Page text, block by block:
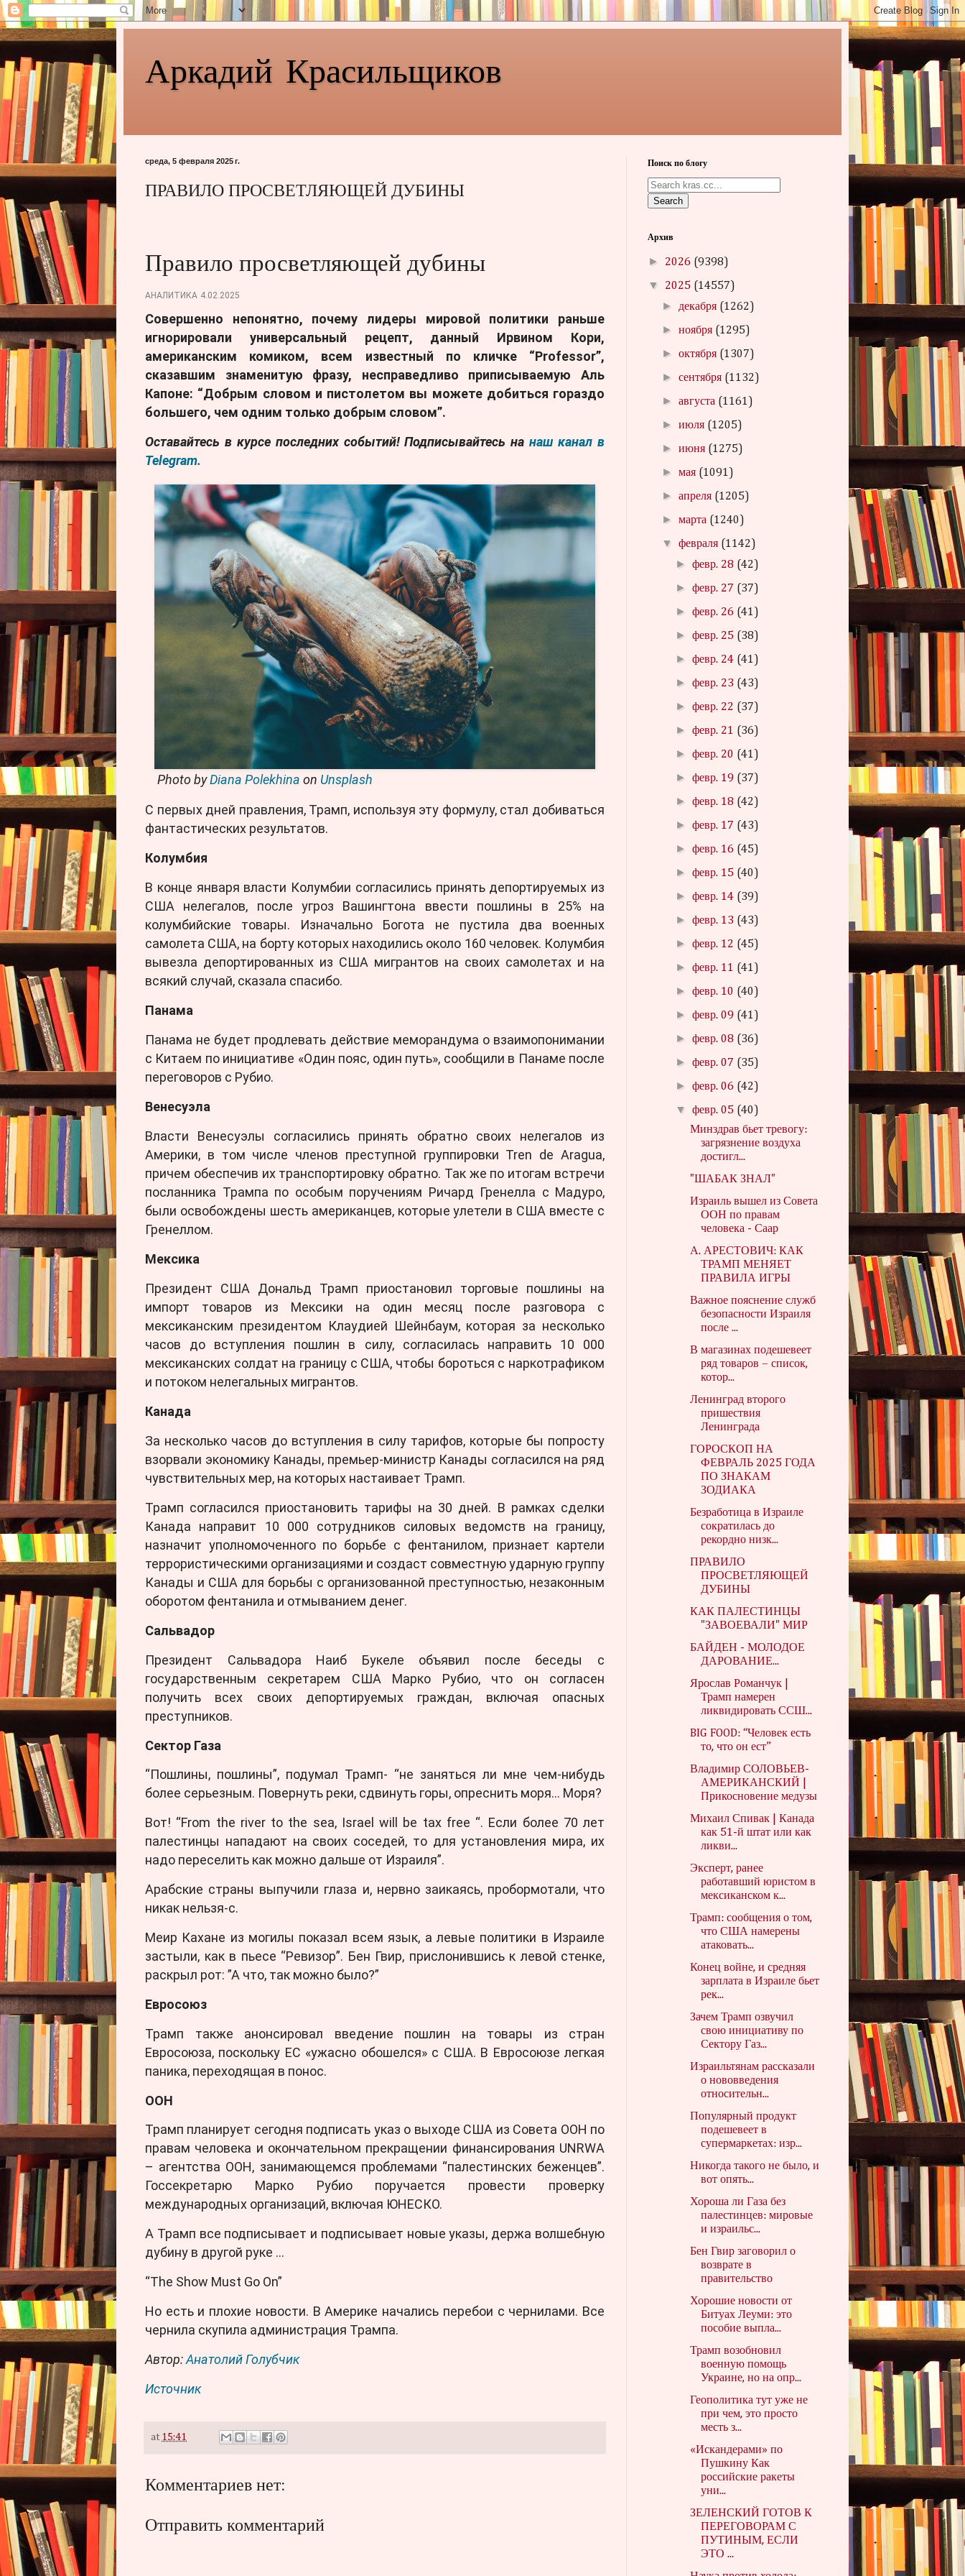
Аркадий Красильщиков
среда, 5 февраля 2025 г.
ПРАВИЛО ПРОСВЕТЛЯЮЩЕЙ ДУБИНЫ
Правило просветляющей дубины
АНАЛИТИКА 4.02.2025
Совершенно непонятно, почему лидеры мировой политики раньше
игнорировали универсальный рецепт, данный Ирвином Кори,
американским комиком, всем известный по кличке “Professor”,
сказавшим знаменитую фразу, несправедливо приписываемую Аль
Капоне: “Добрым словом и пистолетом вы можете добиться гораздо
большего, чем одним только добрым словом”.
Оставайтесь в курсе последних событий! Подписывайтесь нанаш канал в
Telegram.
Photo byDiana Polekhina on Unsplash
С первых дней правления, Трамп, используя эту формулу, стал добиваться
фантастических результатов.
Колумбия
В конце января власти Колумбии согласились принять депортируемых из
США нелегалов, после угроз Вашингтона ввести пошлины в 25% на
колумбийские товары. Изначально Богота не пустила два военных
самолета США, на борту которых находились около 160 человек. Колумбия
вывезла депортированных из США мигрантов на своих самолетах и на
всякий случай, сказала спасибо.
Панама
Панама не будет продлевать действие меморандума о взаимопонимании
с Китаем по инициативе «Один пояс, один путь», сообщили в Панаме после
переговоров с Рубио.
Венесуэла
Власти Венесуэлы согласились принять обратно своих нелегалов из
Америки, в том числе членов преступной группировки Tren de Aragua,
причем обеспечив их транспортировку обратно. Так же по итогам встречи
посланника Трампа по особым поручениям Ричард Гренелла с Мадуро,
были освобождены шесть американцев, которые улетели в США вместе с
Гренеллом.
Мексика
Президент США Дональд Трамп приостановил торговые пошлины на
импорт товаров из Мексики на один месяц после разговора с
мексиканским президентом Клаудией Шейнбаум, которая за несколько
часов до вступления пошлин в силу, согласилась направить 10 000
мексиканских солдат на границу с США, чтобы бороться с наркотрафиком
и потоком нелегальных мигрантов.
Канада
За несколько часов до вступления в силу тарифов, которые бы попросту
взорвали экономику Канады, премьер-министр Канады согласился на ряд
чувствительных мер, на которых настаивает Трамп.
Трамп согласился приостановить тарифы на 30 дней. В рамках сделки
Канада направит 10 000 сотрудников силовых ведомств на границу,
назначит уполномоченного по борьбе с фентанилом, признает картели
террористическими организациями и создаст совместную ударную группу
Канады и США для борьбы с организованной преступностью, незаконным
оборотом фентанила и отмыванием денег.
Сальвадор
Президент Сальвадора Наиб Букеле объявил после беседы с
государственным секретарем США Марко Рубио, что он согласен
получить всех своих депортируемых граждан, включая опасных
преступников.
Сектор Газа
“Пошлины, пошлины”, подумал Трамп- “не заняться ли мне чем-нибудь
более серьезным. Повернуть реки, сдвинуть горы, опреснить моря… Моря?
Вот! “From the river to the sea, Israel will be tax free “. Если более 70 лет
палестинцы нападают на своих соседей, то для установления мира, их
надо переселить как можно дальше от Израиля”.
Арабские страны выпучили глаза и, нервно заикаясь, пробормотали, что
никак нельзя-с.
Меир Кахане из могилы показал всем язык, а левые политики в Израиле
застыли, как в пьесе “Ревизор”. Бен Гвир, прислонившись к левой стенке,
раскрыл рот: ”А что, так можно было?”
Евросоюз
Трамп также анонсировал введение пошлин на товары из стран
Евросоюза, поскольку ЕС «ужасно обошелся» с США. В Евросоюзе легкая
паника, переходящая в понос.
ООН
Трамп планирует сегодня подписать указ о выходе США из Совета ООН по
правам человека и окончательном прекращении финансирования UNRWA
– агентства ООН, занимающемся проблемами “палестинских беженцев”.
Госсекретарю Марко Рубио поручается провести проверку
международных организаций, включая ЮНЕСКО.
А Трамп все подписывает и подписывает новые указы, держа волшебную
дубину в другой руке …
“The Show Must Go On”
Но есть и плохие новости. В Америке начались перебои с чернилами. Все
чернила скупила администрация Трампа.
Автор:Анатолий Голубчик
Источник
at 15:41
Комментариев нет:
Отправить комментарий
Поиск по блогу
Search
Архив
► 2026 (9398)
▼ 2025 (14557)
► декабря (1262)
►ноября (1295)
►октября (1307)
►сентября (1132)
►августа (1161)
►июля (1205)
►июня (1275)
►мая (1091)
►апреля (1205)
►марта (1240)
▼февраля (1142)
►февр. 28 (42)
►февр. 27 (37)
►февр. 26 (41)
►февр. 25 (38)
►февр. 24 (41)
►февр. 23 (43)
►февр. 22 (37)
►февр. 21 (36)
►февр. 20 (41)
►февр. 19 (37)
►февр. 18 (42)
►февр. 17 (43)
►февр. 16 (45)
►февр. 15 (40)
►февр. 14 (39)
►февр. 13 (43)
►февр. 12 (45)
►февр. 11 (41)
►февр. 10 (40)
►февр. 09 (41)
►февр. 08 (36)
►февр. 07 (35)
►февр. 06 (42)
▼февр. 05 (40)
Минздрав бьет тревогу:
загрязнение воздуха
достигл...
"ШАБАК ЗНАЛ"
Израиль вышел из Совета
ООН по правам
человека - Саар
А. АРЕСТОВИЧ: КАК
ТРАМП МЕНЯЕТ
ПРАВИЛА ИГРЫ
Важное пояснение служб
безопасности Израиля
после ...
В магазинах подешевеет
ряд товаров – список,
котор...
Ленинград второго
пришествия
Ленинграда
ГОРОСКОП НА
ФЕВРАЛЬ 2025 ГОДА
ПО ЗНАКАМ
ЗОДИАКА
Безработица в Израиле
сократилась до
рекордно низк...
ПРАВИЛО
ПРОСВЕТЛЯЮЩЕЙ
ДУБИНЫ
КАК ПАЛЕСТИНЦЫ
"ЗАВОЕВАЛИ" МИР
БАЙДЕН - МОЛОДОЕ
ДАРОВАНИЕ...
Ярослав Романчук |
Трамп намерен
ликвидировать ССШ...
BIG FOOD: “Человек есть
то, что он ест”
Владимир СОЛОВЬЕВ-
АМЕРИКАНСКИЙ |
Прикосновение медузы
Михаил Спивак | Канада
как 51-й штат или как
ликви...
Эксперт, ранее
работавший юристом в
мексиканском к...
Трамп: сообщения о том,
что США намерены
атаковать...
Конец войне, и средняя
зарплата в Израиле бьет
рек...
Зачем Трамп озвучил
свою инициативу по
Сектору Газ...
Израильтянам рассказали
о нововведения
относительн...
Популярный продукт
подешевеет в
супермаркетах: изр...
Никогда такого не было, и
вот опять...
Хороша ли Газа без
палестинцев: мировые
и израильс...
Бен Гвир заговорил о
возврате в
правительство
Хорошие новости от
Битуах Леуми: это
пособие выпла...
Трамп возобновил
военную помощь
Украине, но на опр...
Геополитика тут уже не
при чем, это просто
месть з...
«Искандерами» по
Пушкину Как
российские ракеты
уни...
ЗЕЛЕНСКИЙ ГОТОВ К
ПЕРЕГОВОРАМ С
ПУТИНЫМ, ЕСЛИ
ЭТО ...